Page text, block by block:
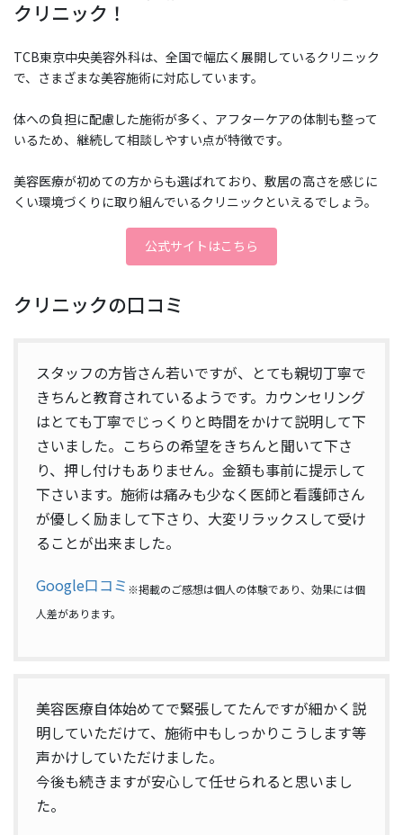
クリニック！
TCB東京中央美容外科は、全国で幅広く展開しているクリニック
で、さまざまな美容施術に対応しています。
体への負担に配慮した施術が多く、アフターケアの体制も整って
いるため、継続して相談しやすい点が特徴です。
美容医療が初めての方からも選ばれており、敷居の高さを感じに
くい環境づくりに取り組んでいるクリニックといえるでしょう。
公式サイトはこちら
クリニックの口コミ
スタッフの方皆さん若いですが、とても親切丁寧で
きちんと教育されているようです。カウンセリング
はとても丁寧でじっくりと時間をかけて説明して下
さいました。こちらの希望をきちんと聞いて下さ
り、押し付けもありません。金額も事前に提示して
下さいます。施術は痛みも少なく医師と看護師さん
が優しく励まして下さり、大変リラックスして受け
ることが出来ました。
Google口コミ ※掲載のご感想は個人の体験であり、効果には個
人差があります。
美容医療自体始めてで緊張してたんですが細かく説
明していただけて、施術中もしっかりこうします等
声かけしていただけました。
今後も続きますが安心して任せられると思いまし
た。